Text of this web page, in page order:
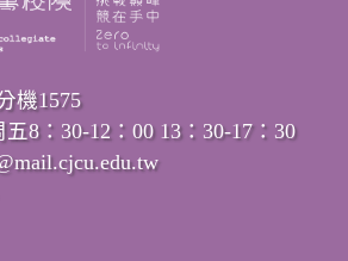
機1575
8：30-12：00 13：30-17：30